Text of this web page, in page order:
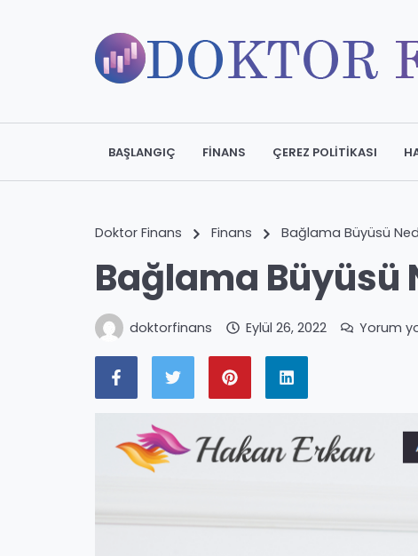
BAŞLANGIÇ FINANS ÇEREZ POLITIKASI
Doktor Finans Finans Bağlama Büyüsü
Bağlama Büyüsü
doktorfinans Eylül 26, 2022 Yorum